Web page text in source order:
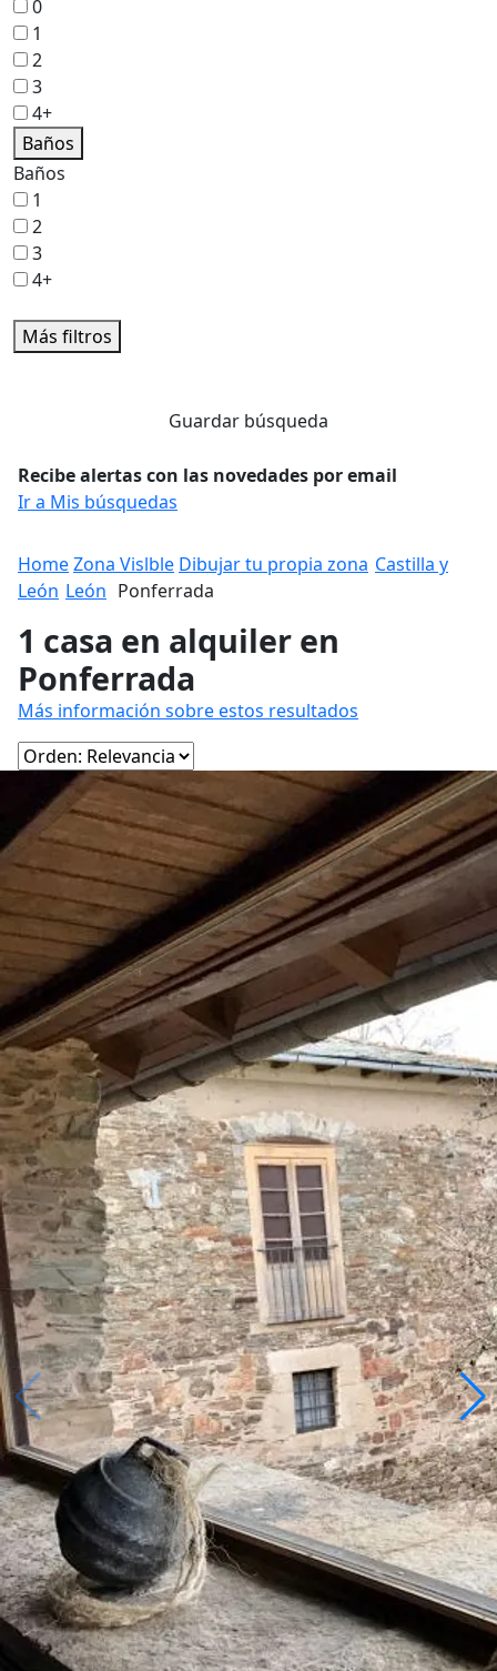
0
1
2
3
4+
Baños
Baños
1
2
3
4+
Más filtros
Guardar búsqueda
Recibe alertas con las novedades por email
Ir a Mis búsquedas
HomeZona Vislble Dibujar tu propia zona Castilla y
León León Ponferrada
1 casa en alquiler en
Ponferrada
Más información sobre estos resultados